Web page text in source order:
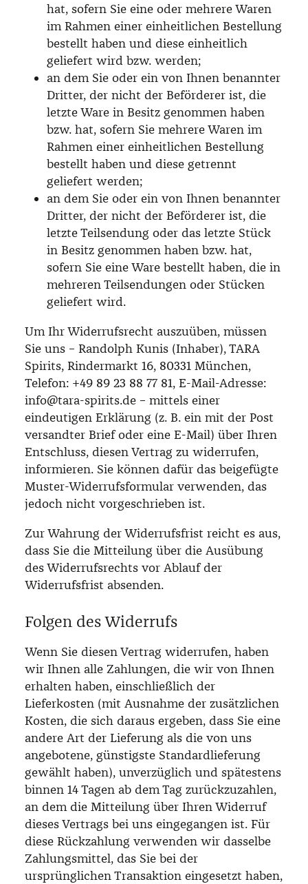
hat, sofern Sie eine oder mehrere Waren
im Rahmen einer einheitlichen Bestellung
bestellt haben und diese einheitlich
geliefert wird bzw. werden;
an dem Sie oder ein von Ihnen benannter
Dritter, der nicht der Beförderer ist, die
letzte Ware in Besitz genommen haben
bzw. hat, sofern Sie mehrere Waren im
Rahmen einer einheitlichen Bestellung
bestellt haben und diese getrennt
geliefert werden;
an dem Sie oder ein von Ihnen benannter
Dritter, der nicht der Beförderer ist, die
letzte Teilsendung oder das letzte Stück
in Besitz genommen haben bzw. hat,
sofern Sie eine Ware bestellt haben, die in
mehreren Teilsendungen oder Stücken
geliefert wird.
Um Ihr Widerrufsrecht auszuüben, müssen
Sie uns – Randolph Kunis (Inhaber), TARA
Spirits, Rindermarkt 16, 80331 München,
Telefon: +49 89 23 88 77 81, E-Mail-Adresse:
info@tara-spirits.de – mittels einer
eindeutigen Erklärung (z. B. ein mit der Post
versandter Brief oder eine E-Mail) über Ihren
Entschluss, diesen Vertrag zu widerrufen,
informieren. Sie können dafür das beigefügte
Muster-Widerrufsformular verwenden, das
jedoch nicht vorgeschrieben ist.
Zur Wahrung der Widerrufsfrist reicht es aus,
dass Sie die Mitteilung über die Ausübung
des Widerrufsrechts vor Ablauf der
Widerrufsfrist absenden.
Folgen des Widerrufs
Wenn Sie diesen Vertrag widerrufen, haben
wir Ihnen alle Zahlungen, die wir von Ihnen
erhalten haben, einschließlich der
Lieferkosten (mit Ausnahme der zusätzlichen
Kosten, die sich daraus ergeben, dass Sie eine
andere Art der Lieferung als die von uns
angebotene, günstigste Standardlieferung
gewählt haben), unverzüglich und spätestens
binnen 14 Tagen ab dem Tag zurückzuzahlen,
an dem die Mitteilung über Ihren Widerruf
dieses Vertrags bei uns eingegangen ist. Für
diese Rückzahlung verwenden wir dasselbe
Zahlungsmittel, das Sie bei der
ursprünglichen Transaktion eingesetzt haben,